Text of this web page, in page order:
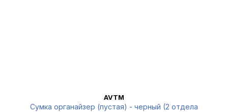
AVTM
Сумка органайзер (пустая) - черный (2 отдела